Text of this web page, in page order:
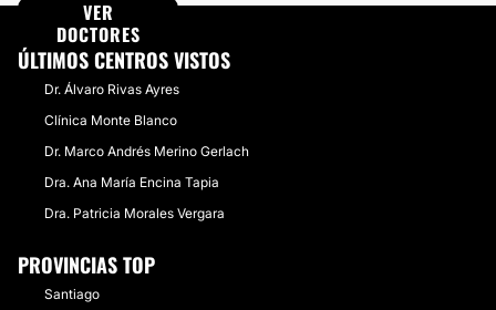
Llanquihue 2 Doctores · 5 Centros
Valdivia
Maipo
Curicó
Cachapoal
Ñuble
Chacabuco
Osorno
Limarí
VER
DOCTORES
ÚLTIMOS CENTROS VISTOS
Dr. Álvaro Rivas Ayres
Clínica Monte Blanco
Dr. Marco Andrés Merino Gerlach
Dra. Ana María Encina Tapia
Dra. Patricia Morales Vergara
PROVINCIAS TOP
Santiago